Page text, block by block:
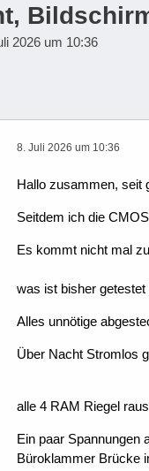
2026 um 10:36
8. Juli 2026 um 10:36
Hallo zusammen, seit
Seitdem ich die
Es kommt nicht mal
was ist bisher getestet
Alles unnötige
Über Nacht Stromlos
alle 4 RAM Riegel
Ein paar Spannungen
Büroklammer Brücke